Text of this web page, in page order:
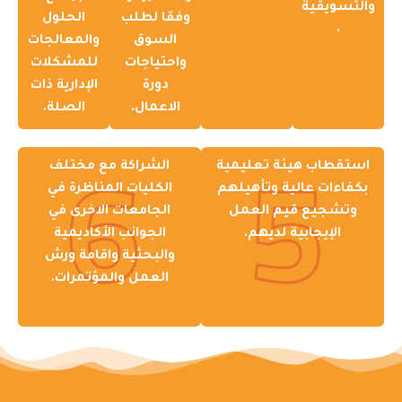
الحلول
والمعالجات
للمشكلات
الإدارية ذات
الصلة.
وفقا لطلب
السوق
واحتياجات
دورة
الاعمال.
والتسويقية
.
6
الشراكة مع مختلف
الكليات المناظرة في
الجامعات الاخرى في
الجوانب الأكاديمية
والبحثية واقامة ورش
العمل والمؤتمرات.
5
استقطاب هيئة تعليمية
بكفاءات عالية وتأهيلهم
وتشجيع قيم العمل
الإيجابية لديهم.